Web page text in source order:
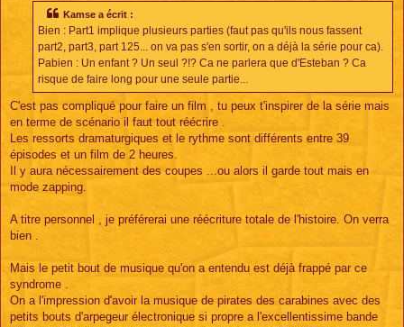
Kamse a écrit :
Bien : Part1 implique plusieurs parties (faut pas qu'ils nous fassent
part2, part3, part 125... on va pas s'en sortir, on a déjà la série pour ca).
Pabien : Un enfant ? Un seul ?!? Ca ne parlera que d'Esteban ? Ca
risque de faire long pour une seule partie...
C'est pas compliqué pour faire un film , tu peux t'inspirer de la série mais
en terme de scénario il faut tout réécrire .
Les ressorts dramaturgiques et le rythme sont différents entre 39
épisodes et un film de 2 heures.
Il y aura nécessairement des coupes ...ou alors il garde tout mais en
mode zapping.
A titre personnel , je préférerai une réécriture totale de l'histoire. On verra
bien .
Mais le petit bout de musique qu'on a entendu est déjà frappé par ce
syndrome .
On a l'impression d'avoir la musique de pirates des carabines avec des
petits bouts d'arpegeur électronique si propre a l'excellentissime bande